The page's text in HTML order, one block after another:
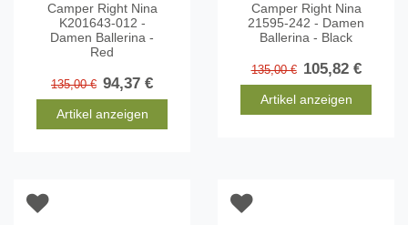
Camper Right Nina
K201643-012 -
Damen Ballerina -
Red
135,00 € 94,37 €
Artikel anzeigen
Camper Right Nina
21595-242 - Damen
Ballerina - Black
135,00 € 105,82 €
Artikel anzeigen